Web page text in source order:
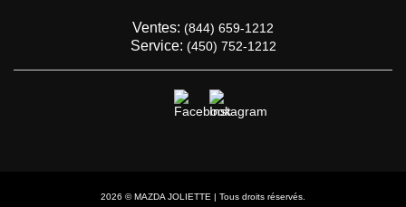
Ventes: (844) 659-1212
Service: (450) 752-1212
2026 © MAZDA JOLIETTE | Tous droits réservés.